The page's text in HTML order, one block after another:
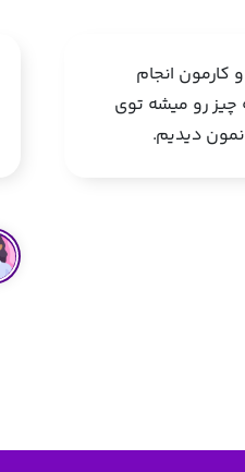
کارمون انجام
چیز رو میشه توی
دیدیم.